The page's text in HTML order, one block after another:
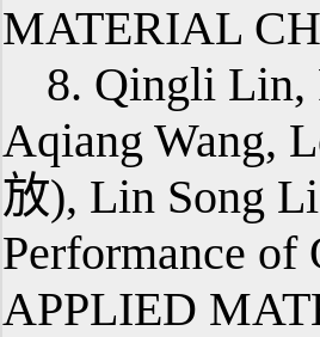
MATERIAL
8. Qingli Lin,
Aqiang Wang,
放), Lin Song
Performance
APPLIED